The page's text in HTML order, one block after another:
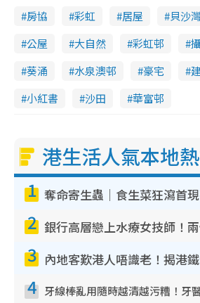
房協 彩虹 居屋 貝沙
公屋
大自然 彩虹邨
葵涌
水泉澳邨 豪宅
小紅書
沙田 華富邨
港生活人氣本地
1
2
3
4